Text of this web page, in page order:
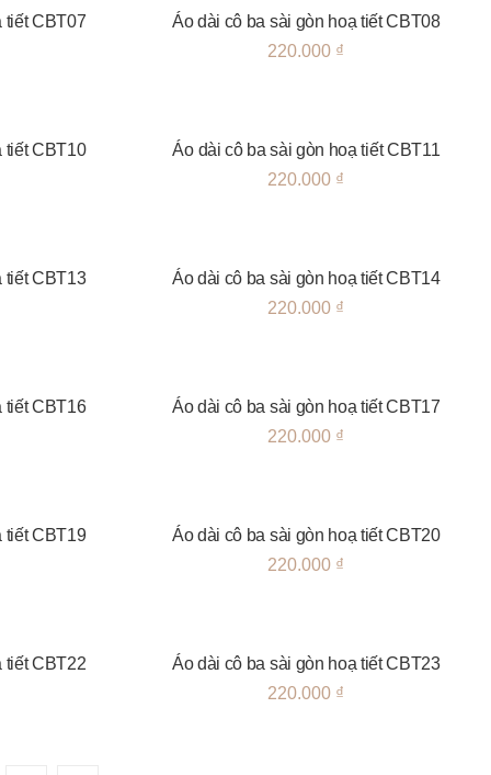
tiết CBT07
Áo dài cô ba sài gòn hoạ tiết CBT08
220.000 ₫
tiết CBT10
Áo dài cô ba sài gòn hoạ tiết CBT11
220.000 ₫
tiết CBT13
Áo dài cô ba sài gòn hoạ tiết CBT14
220.000 ₫
tiết CBT16
Áo dài cô ba sài gòn hoạ tiết CBT17
220.000 ₫
tiết CBT19
Áo dài cô ba sài gòn hoạ tiết CBT20
220.000 ₫
tiết CBT22
Áo dài cô ba sài gòn hoạ tiết CBT23
220.000 ₫